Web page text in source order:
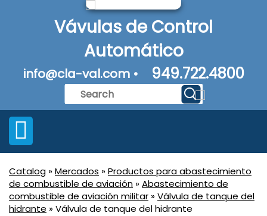
Vávulas de Control
Automático
info@cla-val.com • 949.722.4800
Catalog »Mercados »Productos para abastecimiento
de combustible de aviación »Abastecimiento de
combustible de aviación militar »Válvula de tanque del
hidrante » Válvula de tanque del hidrante